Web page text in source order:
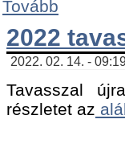
Tovább
2022
2022. 02. 14. -
Tavasszal
részletet az